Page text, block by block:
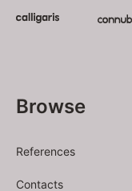
Browse
References
Contacts